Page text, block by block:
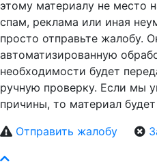
этому материалу не место
спам, реклама или иная
просто отправьте жалобу.
автоматизированную
необходимости будет
ручную проверку. Если мы
причины, то материал
Отправить жалобу